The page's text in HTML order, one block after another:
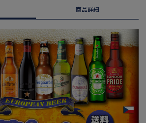
商品詳細